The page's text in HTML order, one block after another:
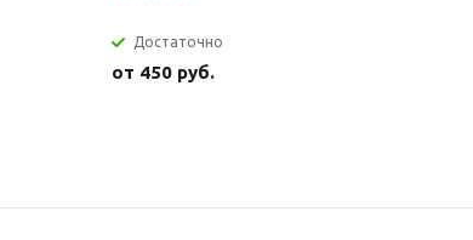
Достаточно
от 450 руб.